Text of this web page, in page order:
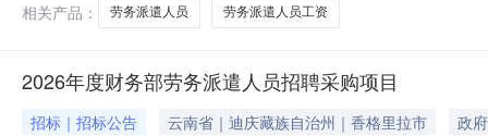
相关产品：
劳务派遣人员 劳务派遣人员工资
2026年度财务部劳务派遣人员招聘采购项目
招标｜招标公告 云南省｜迪庆藏族自治州｜香格里拉市 政